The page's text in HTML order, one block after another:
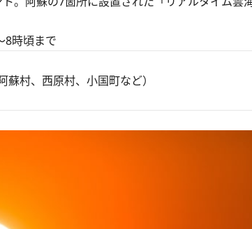
8時頃まで
村、西原村、小国町など）